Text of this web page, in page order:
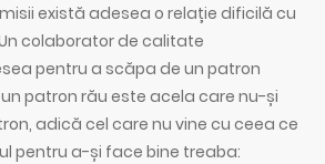
există adesea o relație dificilă cu
colaborator de calitate
pentru a scăpa de un patron
patron rău este acela care nu-și
adică cel care nu vine cu ceea ce
pentru a-și face bine treaba: